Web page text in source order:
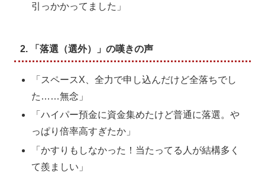
引っかかってました」
2. 「落選（選外）」の嘆きの声
「スペースX、全力で申し込んだけど全落ちでし
た……無念」
「ハイパー預金に資金集めたけど普通に落選。や
っぱり倍率高すぎたか」
「かすりもしなかった！当たってる人が結構多く
て羨ましい」